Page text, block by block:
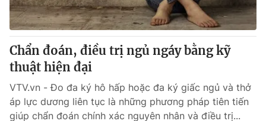
Chẩn đoán, điều trị ngủ ngáy bằng kỹ
thuật hiện đại
VTV.vn - Đo đa ký hô hấp hoặc đa ký giấc ngủ và thở
áp lực dương liên tục là những phương pháp tiên tiến
giúp chẩn đoán chính xác nguyên nhân và điều trị...